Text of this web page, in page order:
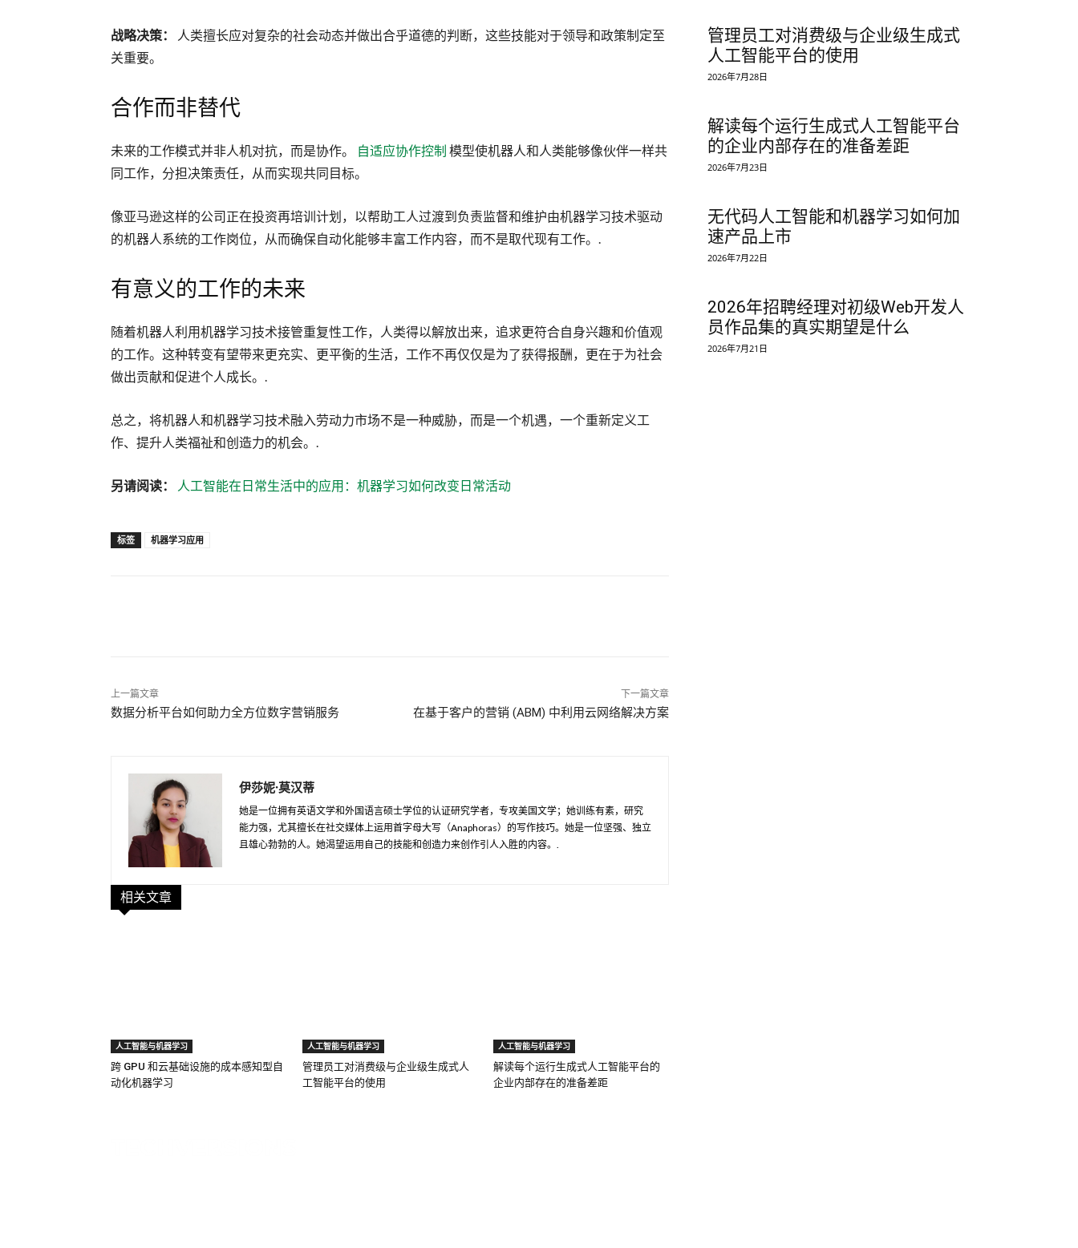
战略决策：
人类擅长应对复杂的社会动态并做出合乎道德的判断，这些技能对于领导和政策制定至
关重要。
合作而非替代
未来的工作模式并非人机对抗，而是协作。 自适应协作控制 模型使机器人和人类能够像伙伴一样共
同工作，分担决策责任，从而实现共同目标。
像亚马逊这样的公司正在投资再培训计划，以帮助工人过渡到负责监督和维护由机器学习技术驱动
的机器人系统的工作岗位，从而确保自动化能够丰富工作内容，而不是取代现有工作。.
有意义的工作的未来
随着机器人利用机器学习技术接管重复性工作，人类得以解放出来，追求更符合自身兴趣和价值观
的工作。这种转变有望带来更充实、更平衡的生活，工作不再仅仅是为了获得报酬，更在于为社会
做出贡献和促进个人成长。.
总之，将机器人和机器学习技术融入劳动力市场不是一种威胁，而是一个机遇，一个重新定义工
作、提升人类福祉和创造力的机会。.
另请阅读： 人工智能在日常生活中的应用：机器学习如何改变日常活动
标签 机器学习应用
上一篇文章
数据分析平台如何助力全方位数字营销服务
下一篇文章
在基于客户的营销 (ABM) 中利用云网络解决方案
伊莎妮·莫汉蒂
她是一位拥有英语文学和外国语言硕士学位的认证研究学者，专攻美国文学；她训练有素，研究
能力强，尤其擅长在社交媒体上运用首字母大写（Anaphoras）的写作技巧。她是一位坚强、独立
且雄心勃勃的人。她渴望运用自己的技能和创造力来创作引人入胜的内容。.
相关文章
人工智能与机器学习
跨 GPU 和云基础设施的成本感知型自
动化机器学习
人工智能与机器学习
管理员工对消费级与企业级生成式人
工智能平台的使用
人工智能与机器学习
解读每个运行生成式人工智能平台的
企业内部存在的准备差距
管理员工对消费级与企业级生成式
人工智能平台的使用
2026年7月28日
解读每个运行生成式人工智能平台
的企业内部存在的准备差距
2026年7月23日
无代码人工智能和机器学习如何加
速产品上市
2026年7月22日
2026年招聘经理对初级Web开发人
员作品集的真实期望是什么
2026年7月21日